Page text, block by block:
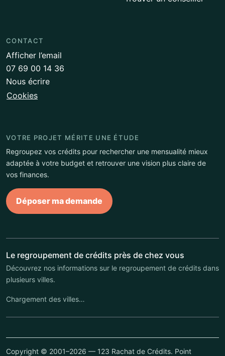
CONTACT
Afficher l’email
07 69 00 14 36
Nous écrire
Cookies
VOTRE PROJET MÉRITE UNE ÉTUDE
Regroupez vos crédits pour rechercher une mensualité mieux
adaptée à votre budget et retrouver une vision plus claire de
vos finances.
Déposer ma demande
Le regroupement de crédits près de chez vous
Découvrez nos informations sur le regroupement de crédits dans
plusieurs villes.
Chargement des villes…
Copyright © 2001–2026 — 123 Rachat de Crédits. Point